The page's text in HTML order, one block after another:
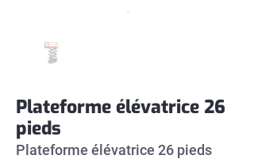
Plateforme élévatrice 26
pieds
Plateforme élévatrice 26 pieds